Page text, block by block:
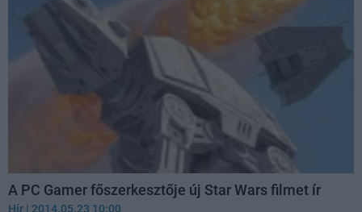
A PC Gamer főszerkesztője új Star Wars filmet ír
Hír | 2014.05.23 10:00